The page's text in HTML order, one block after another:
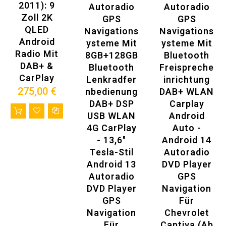
Wenn Sie sich nicht sicher sind (ob dieses Radio mit Ihrem
Auto kompatibel ist)
Bitte senden Sie uns die folgenden Informationen zu:
1. Ihr Auto-Modell und Jahr
2. Senden Sie uns ein Bild (ein Bild des Bedienfelds Ihres
Autos)
E-Mail: autoradiomitnavi@gmail.com
Vorteile beim Kauf des Artikels:
2011): 9
Zoll 2K
QLED
Android
Radio Mit
DAB+ &
CarPlay
275,00 €
Autoradio
GPS
Navigations
Ysteme Mit
8GB+128GB
Bluetooth
Lenkradfer
Nbedienung
DAB+ DSP
USB WLAN
4G CarPlay
- 13,6"
Tesla-Stil
Android 13
Autoradio
DVD Player
GPS
Navigation
Autoradio
GPS
Navigations
Ysteme Mit
Bluetooth
Freispreche
Inrichtung
DAB+ WLAN
Carplay
Android
Auto -
Android 14
Autoradio
DVD Player
GPS
Navigation
Für
Chevrolet